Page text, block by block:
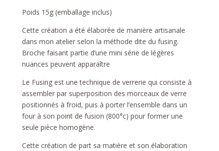
Poids 15g (emballage inclus)
Cette création a été élaborée de manière artisanale
dans mon atelier selon la méthode dite du fusing.
Broche faisant partie d’une mini série de légères
nuances peuvent apparaître
Le Fusing est une technique de verrerie qui consiste à
assembler par superposition des morceaux de verre
positionnés à froid, puis à porter l’ensemble dans un
four à son point de fusion (800°c) pour former une
seule pièce homogène.
Cette création de part sa matière et son élaboration